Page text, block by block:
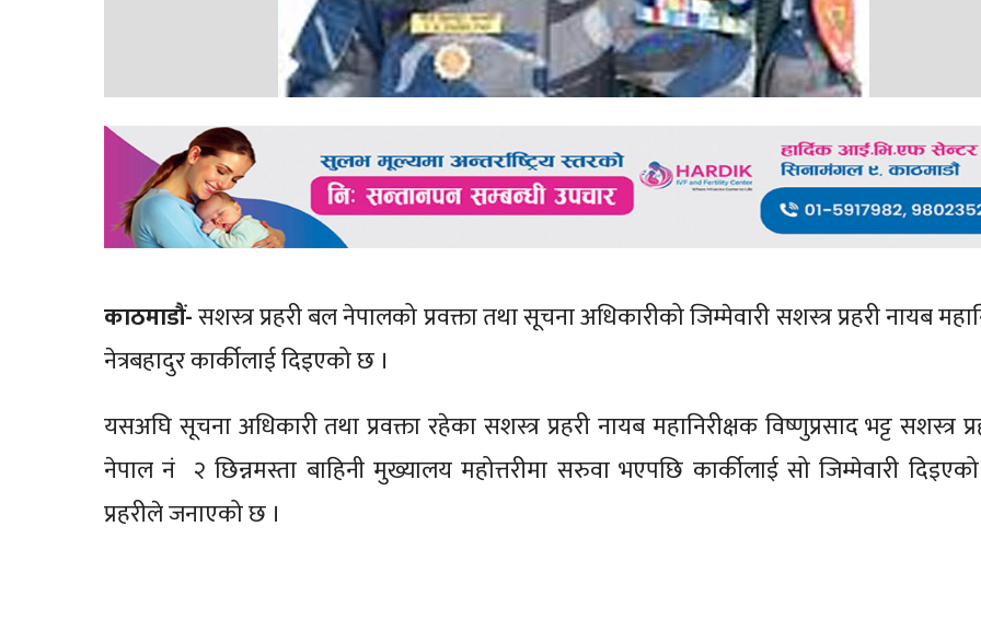
काठमाडौं-सशस्त्र प्रहरी बल नेपालको प्रवक्ता तथा सूचना अधिकारीको जिम्मेवारी सशस्त्र प्रहरी नायब
नेत्रबहादुर कार्कीलाई दिइएको छ ।
यसअघि सूचना अधिकारी तथा प्रवक्ता रहेका सशस्त्र प्रहरी नायब महानिरीक्षक विष्णुप्रसाद भट्ट सशस्त्र
नेपाल नं २ छिन्नमस्ता बाहिनी मुख्यालय महोत्तरीमा सरुवा भएपछि कार्कीलाई सो जिम्मेवारी
प्रहरीले जनाएको छ ।